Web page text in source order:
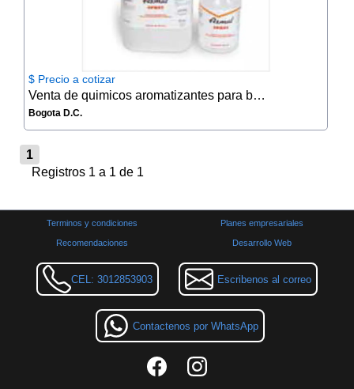
$ Precio a cotizar
Venta de quimicos aromatizantes para baño
Bogota D.C.
1
Registros 1 a 1 de 1
Terminos y condiciones
Recomendaciones
Planes empresariales
Desarrollo Web
CEL: 3012853903 Escribenos al correo
Contactenos por WhatsApp